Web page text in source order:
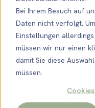
Bei Ihrem Besuch auf
Daten nicht verfolgt.
Einstellungen
müssen wir nur einen
damit Sie diese
müssen.